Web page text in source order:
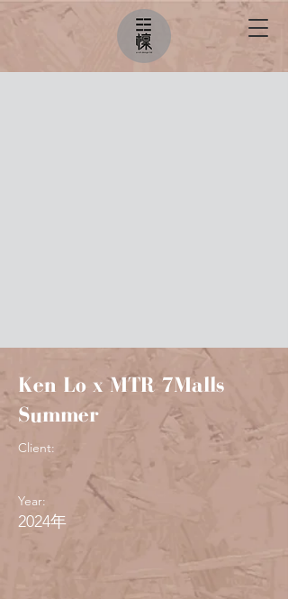
Ken Lo x MTR 7Malls
Summer
Client:
Year:
2024年